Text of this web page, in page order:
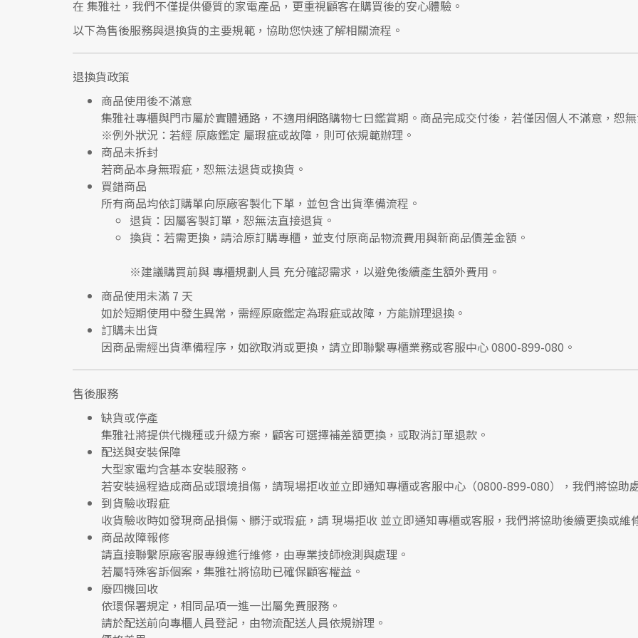
在 集雅社 ，我們不僅提供優質的家電產品，更重視顧客在購買後的安心體驗。
以下為售後服務與退換貨的主要規範，協助您快速了解相關流程。
退換貨政策
商品使用後不滿意
集雅社專櫃與門市屬於實體通路，不適用網路購物七日鑑賞期 。商品完成交付後，若僅因個人不滿意，恕
※例外狀況：若經 原廠鑑定 屬瑕疵或故障，則可依規範辦理。
商品未拆封
若商品本身無瑕疵，恕無法退貨或換貨。
買錯商品
所有商品均依訂購單向原廠客製化下單 ，並包含出貨準備流程。
退貨 ：因屬客製訂單，恕無法直接退貨。
換貨 ：若需更換，請洽原訂購專櫃，並支付原商品物流費用與新商品價差金額 。
※建議購買前與 專櫃規劃人員 充分確認需求，以避免後續產生額外費用。
商品使用未滿 7 天
如於短期使用中發生異常，需經原廠鑑定為瑕疵或故障，方能辦理退換。
訂購未出貨
因商品需經出貨準備程序，如欲取消或更換，請立即聯繫專櫃業務或客服中心 0800-899-080 。
售後服務
缺貨或停產
集雅社將提供代機種或升級方案 ，顧客可選擇補差額更換，或取消訂單退款。
配送與安裝保障
大型家電均含基本安裝服務。
若安裝過程造成商品或環境損傷，請現場拒收並立即通知專櫃或客服中心 （0800-899-080），我們將協助
到貨驗收瑕疵
收貨驗收時如發現商品損傷、髒汙或瑕疵 ，請 現場拒收 並立即通知專櫃或客服，我們將協助後續更換或維
商品故障報修
請直接聯繫原廠客服專線進行維修，由專業技師檢測與處理。
若屬特殊客訴個案，集雅社將協助已確保顧客權益。
廢四機回收
依環保署規定，相同品項一進一出屬免費服務。
請於配送前向專櫃人員登記，由物流配送人員依規辦理。